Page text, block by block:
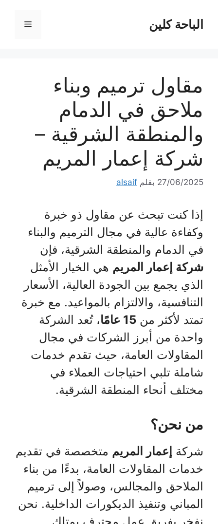
المحتوىالباحة كلين القائمة
مقاول ترميم وبناء
ملاحق في الدمام
والمنطقة الشرقية –
شركة إعمار المريم
27/06/2025 بقلم alsaif
إذا كنت تبحث عن مقاول ذو خبرة
وكفاءة عالية في مجال الترميم والبناء
في الدمام والمنطقة الشرقية، فإن
شركة إعمار المريم هي الخيار الأمثل
الذي يجمع بين الجودة العالية، الأسعار
التنافسية، والالتزام بالمواعيد. مع خبرة
تمتد لأكثر من 15 عامًا
، تُعد الشركة
واحدة من أبرز الشركات في مجال
المقاولات العامة، حيث تقدم خدمات
شاملة تلبي احتياجات العملاء في
مختلف أنحاء المنطقة الشرقية.
من نحن؟
شركة إعمار المريم متخصصة في تقديم
خدمات المقاولات العامة، بدءًا من بناء
الملاحق والمجالس، وصولاً إلى ترميم
المباني وتنفيذ الديكورات الداخلية. نحن
نفخر بفريق عمل محترف يمتلك